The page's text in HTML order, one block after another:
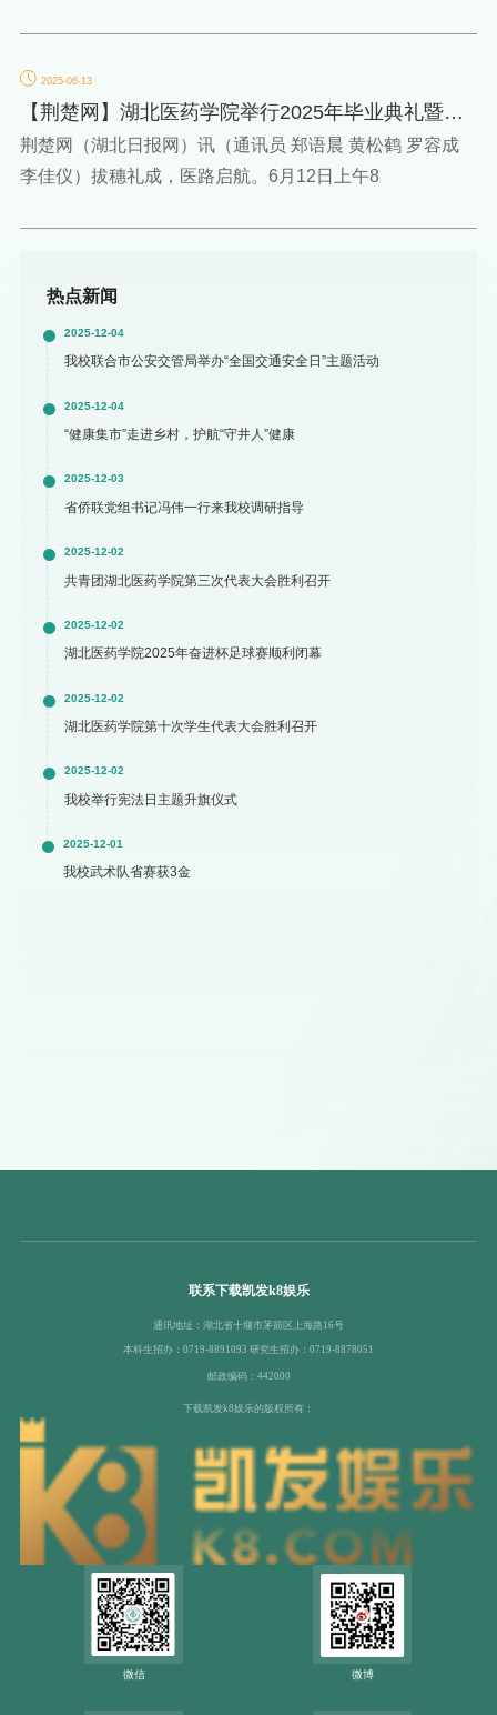
2025-06-13
【荆楚网】湖北医药学院举行2025年毕业典礼暨学
位授予仪式
荆楚网（湖北日报网）讯（通讯员 郑语晨 黄松鹤 罗容成
李佳仪）拔穗礼成，医路启航。6月12日上午8
热点新闻
2025-12-04
我校联合市公安交管局举办“全国交通安全日”主题活动
2025-12-04
“健康集市”走进乡村，护航“守井人”健康
2025-12-03
省侨联党组书记冯伟一行来我校调研指导
2025-12-02
共青团湖北医药学院第三次代表大会胜利召开
2025-12-02
湖北医药学院2025年奋进杯足球赛顺利闭幕
2025-12-02
湖北医药学院第十次学生代表大会胜利召开
2025-12-02
我校举行宪法日主题升旗仪式
2025-12-01
我校武术队省赛获3金
联系下载凯发k8娱乐
通讯地址：湖北省十堰市茅箭区上海路16号
本科生招办：0719-8891093 研究生招办：0719-8878051
邮政编码：442000
下载凯发k8娱乐的版权所有：
微信 微博